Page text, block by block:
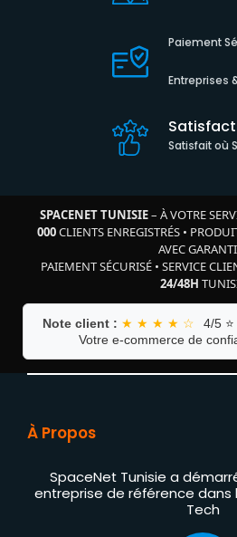
Paiement
Entreprises
Satisfait où
SPACENET TUNISIE– À VOTRE
000CLIENTS ENREGISTRÉS•
AVEC
PAIEMENT SÉCURISÉ • SERVICE
24/48H
Note client : ★ ★ ★ ★ ☆
4/5
Votre e-commerce de
À Propos
SpaceNet Tunisie a
entreprise de référence dans
Tech